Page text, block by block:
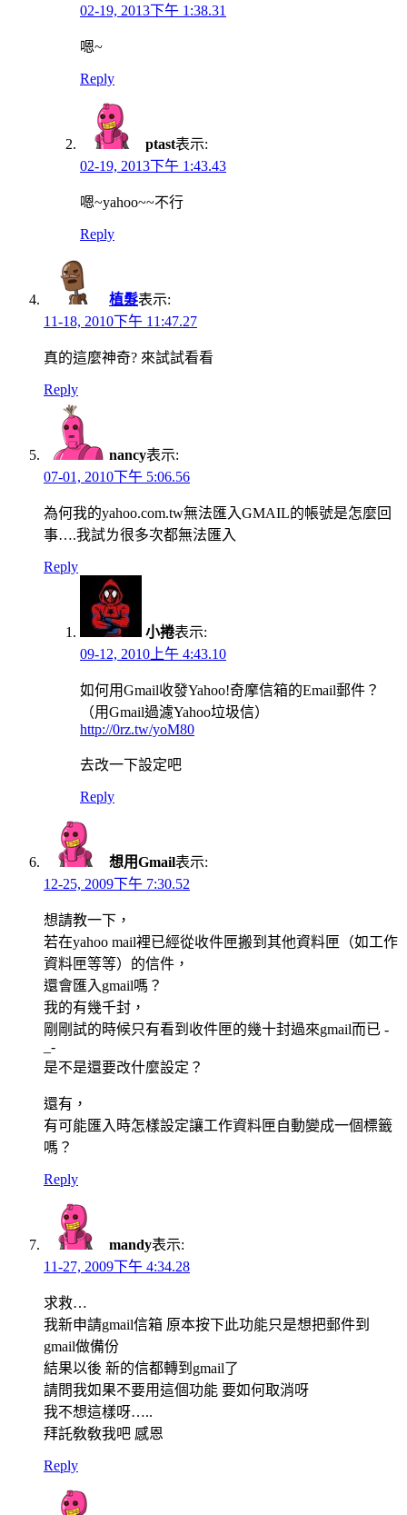
02-19, 2013下午 1:38.31
嗯~
Reply
ptast表示:
02-19, 2013下午 1:43.43
嗯~yahoo~~不行
Reply
植髮表示:
11-18, 2010下午 11:47.27
真的這麼神奇? 來試試看看
Reply
nancy表示:
07-01, 2010下午 5:06.56
為何我的yahoo.com.tw無法匯入GMAIL的帳號是怎麼回
事….我試ㄌ很多次都無法匯入
Reply
小捲表示:
09-12, 2010上午 4:43.10
如何用Gmail收發Yahoo!奇摩信箱的Email郵件？
（用Gmail過濾Yahoo垃圾信）
http://0rz.tw/yoM80
去改一下設定吧
Reply
想用Gmail表示:
12-25, 2009下午 7:30.52
想請教一下，
若在yahoo mail裡已經從收件匣搬到其他資料匣（如工作
資料匣等等）的信件，
還會匯入gmail嗎？
我的有幾千封，
剛剛試的時候只有看到收件匣的幾十封過來gmail而已 -
_-
是不是還要改什麼設定？
還有，
有可能匯入時怎樣設定讓工作資料匣自動變成一個標籤
嗎？
Reply
mandy表示:
11-27, 2009下午 4:34.28
求救…
我新申請gmail信箱 原本按下此功能只是想把郵件到
gmail做備份
結果以後 新的信都轉到gmail了
請問我如果不要用這個功能 要如何取消呀
我不想這樣呀…..
拜託敎敎我吧 感恩
Reply